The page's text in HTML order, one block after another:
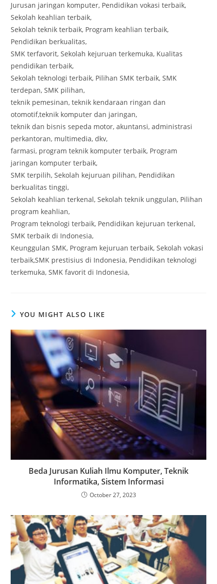
Jurusan jaringan komputer, Pendidikan vokasi terbaik,
Sekolah keahlian terbaik,
Sekolah teknik terbaik, Program keahlian terbaik,
Pendidikan berkualitas,
SMK terfavorit, Sekolah kejuruan terkemuka, Kualitas
pendidikan terbaik,
Sekolah teknologi terbaik, Pilihan SMK terbaik, SMK
terdepan, SMK pilihan,
teknik pemesinan, teknik kendaraan ringan dan
otomotif,teknik komputer dan jaringan,
teknik dan bisnis sepeda motor, akuntansi, administrasi
perkantoran, multimedia, dkv,
farmasi, program teknik komputer terbaik, Program
jaringan komputer terbaik,
SMK terpilih, Sekolah kejuruan pilihan, Pendidikan
berkualitas tinggi,
Sekolah keahlian terkenal, Sekolah teknik unggulan, Pilihan
program keahlian,
Program teknologi terbaik, Pendidikan kejuruan terkenal,
SMK terbaik di Indonesia,
Keunggulan SMK, Program kejuruan terbaik, Sekolah vokasi
terbaik,SMK prestisius di Indonesia, Pendidikan teknologi
terkemuka, SMK favorit di Indonesia,
YOU MIGHT ALSO LIKE
Beda Jurusan Kuliah Ilmu Komputer, Teknik
Informatika, Sistem Informasi
October 27, 2023